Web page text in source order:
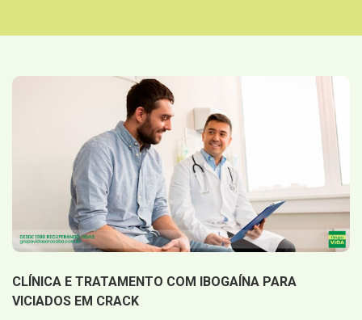
CLÍNICA E TRATAMENTO COM IBOGAÍNA PARA
VICIADOS EM CRACK